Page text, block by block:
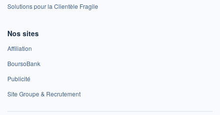
Solutions pour la Clientèle Fragile
Nos sites
Affiliation
BoursoBank
Publicité
Site Groupe & Recrutement